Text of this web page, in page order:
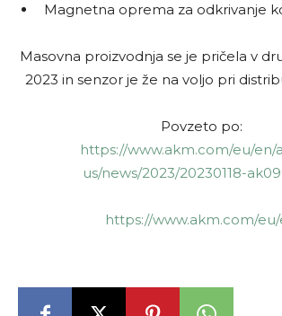
Magnetna oprema za odkrivanje
Masovna proizvodnja se je pričela v
2023 in senzor je že na voljo pri
Povzeto po:
https://www.akm.com/eu/en/
us/news/2023/20230118-
https://www.akm.com/